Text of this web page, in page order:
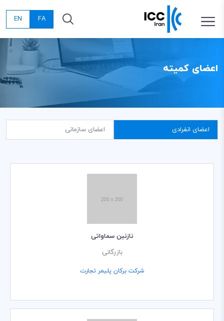
FA
EN
اعضای کمیته
اعضای انفرادی اعضای سازمانی
نازنین سماواتی
بازرگانی
شرکت برکان پلیمر تجارت